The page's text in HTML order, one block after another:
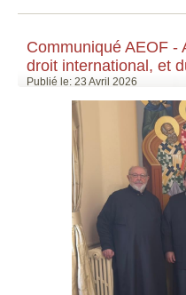
Communiqué AEOF -
droit international, et
Publié le: 23 Avril 2026